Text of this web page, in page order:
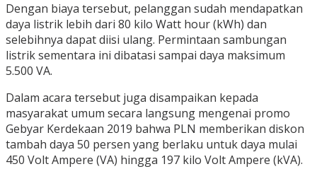
Dengan biaya tersebut, pelanggan sudah mendapatkan
daya listrik lebih dari 80 kilo Watt hour (kWh) dan
selebihnya dapat diisi ulang. Permintaan sambungan
listrik sementara ini dibatasi sampai daya maksimum
5.500 VA.
Dalam acara tersebut juga disampaikan kepada
masyarakat umum secara langsung mengenai promo
Gebyar Kerdekaan 2019 bahwa PLN memberikan diskon
tambah daya 50 persen yang berlaku untuk daya mulai
450 Volt Ampere (VA) hingga 197 kilo Volt Ampere (kVA).